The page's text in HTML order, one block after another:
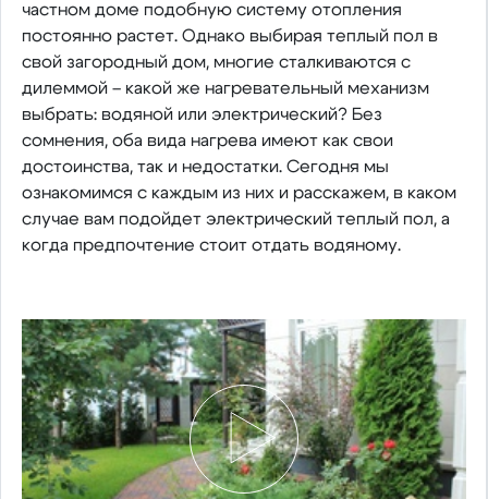
частном доме подобную систему отопления
постоянно растет. Однако выбирая теплый пол в
свой загородный дом, многие сталкиваются с
дилеммой – какой же нагревательный механизм
выбрать: водяной или электрический? Без
сомнения, оба вида нагрева имеют как свои
достоинства, так и недостатки. Сегодня мы
ознакомимся с каждым из них и расскажем, в каком
случае вам подойдет электрический теплый пол, а
когда предпочтение стоит отдать водяному.